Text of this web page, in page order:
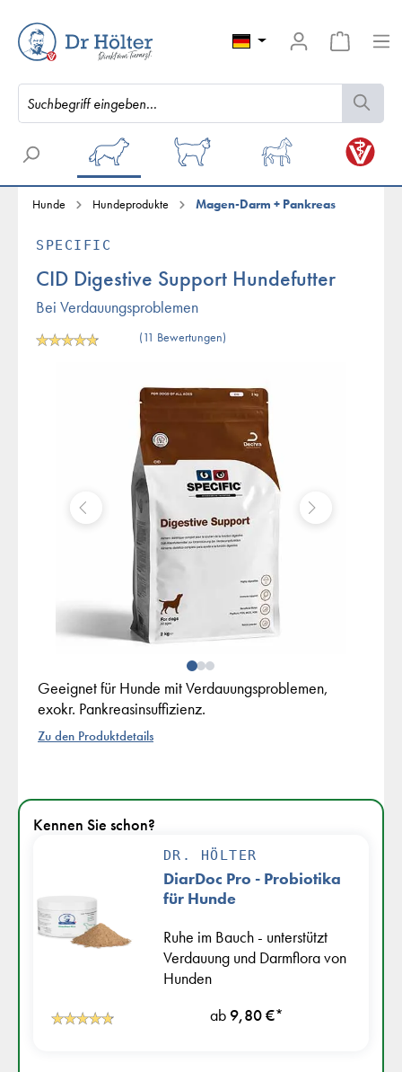
Hunde Hundeprodukte Magen-Darm + Pankreas
SPECIFIC
CID Digestive Support Hundefutter
Bei Verdauungsproblemen
(11 Bewertungen)
Geeignet für Hunde mit Verdauungsproblemen,
exokr. Pankreasinsuffizienz.
Zu den Produktdetails
Kennen Sie schon?
DR. HÖLTER
DiarDoc Pro - Probiotika
für Hunde
Ruhe im Bauch - unterstützt
Verdauung und Darmflora von
Hunden
ab 9,80 €*